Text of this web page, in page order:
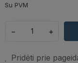
Su PVM
− +
Pridėti prie